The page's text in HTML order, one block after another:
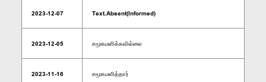
2023-12-07 Text.Absent(Informed)
2023-12-05 சமூகமளிக்கவில்லை
2023-11-16 சமூகமளித்தார்